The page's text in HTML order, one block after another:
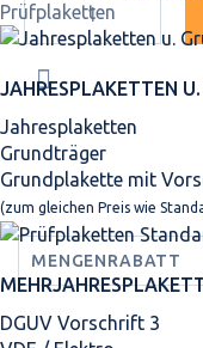
Prüfplaketten
JAHRES­PLAKETTEN
Jahresplaketten
Grundträger
Grundplakette mit
(zum gleichen Preis wie
DGUV Vorschrift 3
MENGENRABATT